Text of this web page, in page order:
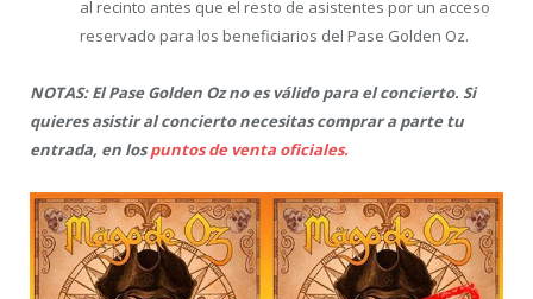
al recinto antes que el resto de asistentes por un acceso
reservado para los beneficiarios del Pase Golden Oz.
NOTAS: El Pase Golden Oz no es válido para el concierto. Si
quieres asistir al concierto necesitas comprar a parte tu
entrada, en lospuntos de venta oficiales.